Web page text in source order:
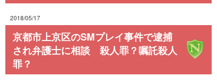
2018/05/17
京都市上京区のSMプレイ事件で逮捕
され弁護士に相談 殺人罪？嘱託殺人
罪？